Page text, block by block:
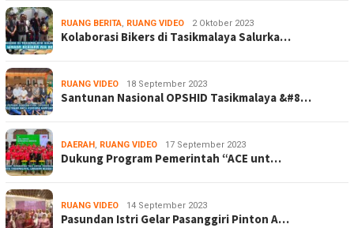
RUANG BERITA, RUANG VIDEO 2 Oktober 2023
Kolaborasi Bikers di Tasikmalaya Salurka…
RUANG VIDEO 18 September 2023
Santunan Nasional OPSHID Tasikmalaya &#8…
DAERAH, RUANG VIDEO 17 September 2023
Dukung Program Pemerintah “ACE unt…
RUANG VIDEO 14 September 2023
Pasundan Istri Gelar Pasanggiri Pinton A…